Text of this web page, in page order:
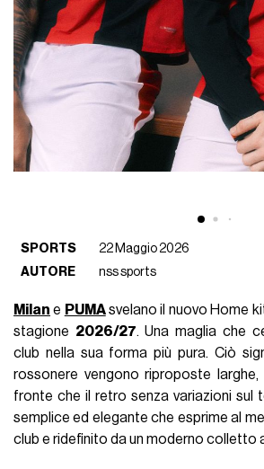
SPORTS
22 Maggio 2026
AUTORE
nss sports
Milan e PUMAsvelano il nuovo Home
stagione 2026/27. Una maglia che
club nella sua forma più pura. Ciò
rossonere vengono riproposte larghe,
fronte che il retro senza variazioni sul
semplice ed elegante che esprime al
club e ridefinito da un moderno colletto